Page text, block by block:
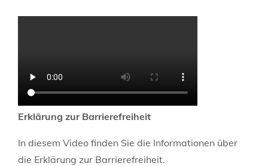
Erklärung zur Barrierefreiheit
In diesem Video finden Sie die Informationen über
die Erklärung zur Barrierefreiheit.